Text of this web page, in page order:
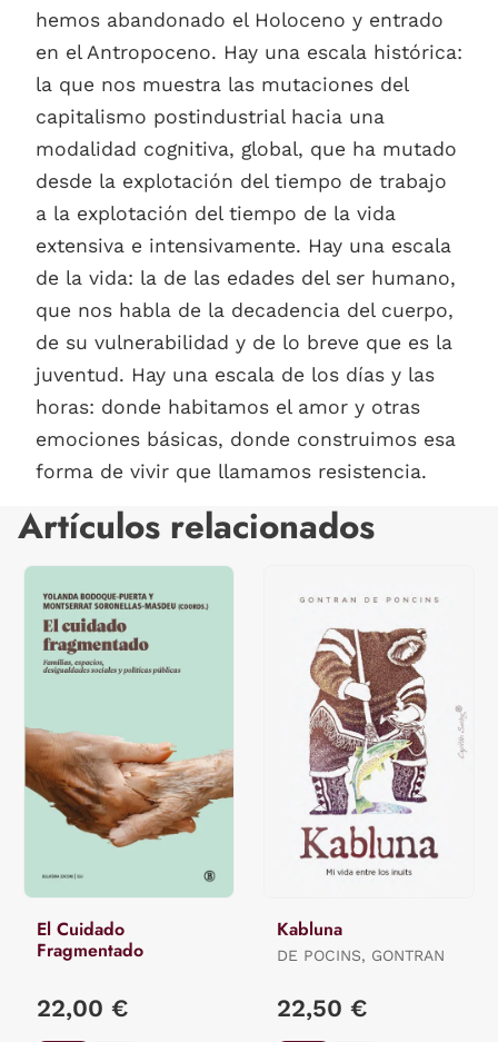
hemos abandonado el Holoceno y entrado
en el Antropoceno. Hay una escala histórica:
la que nos muestra las mutaciones del
capitalismo postindustrial hacia una
modalidad cognitiva, global, que ha mutado
desde la explotación del tiempo de trabajo
a la explotación del tiempo de la vida
extensiva e intensivamente. Hay una escala
de la vida: la de las edades del ser humano,
que nos habla de la decadencia del cuerpo,
de su vulnerabilidad y de lo breve que es la
juventud. Hay una escala de los días y las
horas: donde habitamos el amor y otras
emociones básicas, donde construimos esa
forma de vivir que llamamos resistencia.
Artículos relacionados
El Cuidado
Fragmentado
22,00 €
Kabluna
DE POCINS, GONTRAN
22,50 €